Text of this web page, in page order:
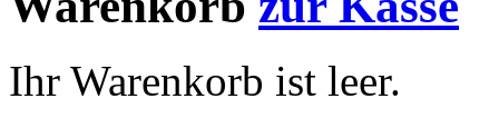
Ihr Warenkorb ist leer.